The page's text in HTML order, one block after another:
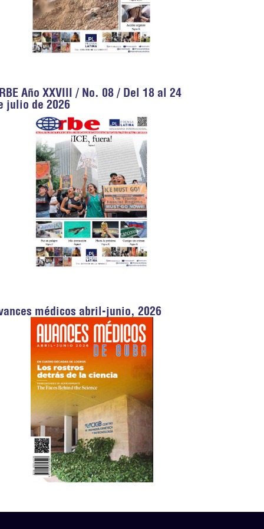
Año XXVIII / No. 08 / Del 18 al 24
julio de 2026
médicos abril-junio, 2026